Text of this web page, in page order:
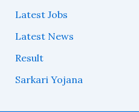
Latest Jobs
Latest News
Result
Sarkari Yojana